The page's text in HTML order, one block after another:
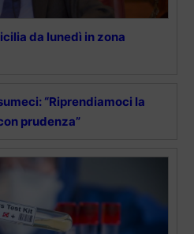
da lunedì in zona
“Riprendiamoci la
prudenza”